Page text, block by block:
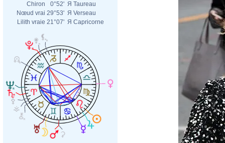
Chiron
0°52' Я Taureau
Nœud vrai 29°53' Я Verseau
Lilith vraie 21°07' Я Capricorne